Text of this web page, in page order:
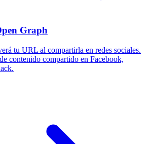
Graph
tu URL al compartirla en redes sociales.
contenido compartido en Facebook,